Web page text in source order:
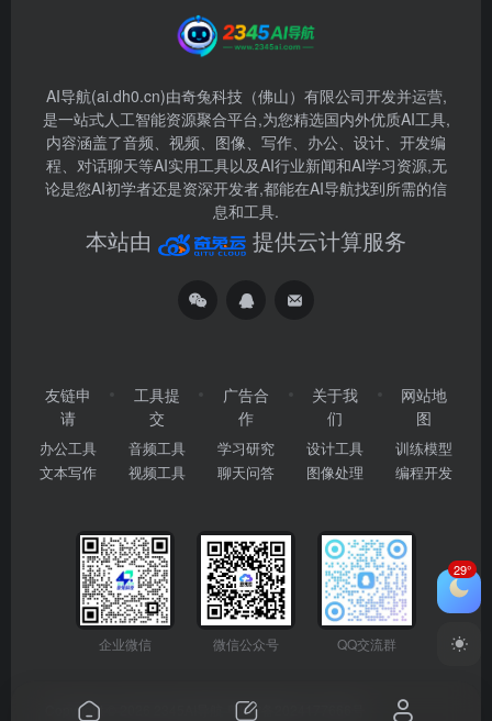
AI导航(ai.dh0.cn)由奇兔科技（佛山）有限公司开发并运营,
是一站式人工智能资源聚合平台,为您精选国内外优质AI工具,
内容涵盖了音频、视频、图像、写作、办公、设计、开发编
程、对话聊天等AI实用工具以及AI行业新闻和AI学习资源,无
论是您AI初学者还是资深开发者,都能在AI导航找到所需的信
息和工具.
本站由 提供云计算服务
友链申
请
办公工具
文本写作
工具提
交
音频工具
视频工具
广告合
作
学习研究
聊天问答
关于我
们
设计工具
图像处理
网站地
图
训练模型
编程开发
企业微信 微信公众号 QQ交流群
Copyright © 2026 粤ICP备2024177666号
29°